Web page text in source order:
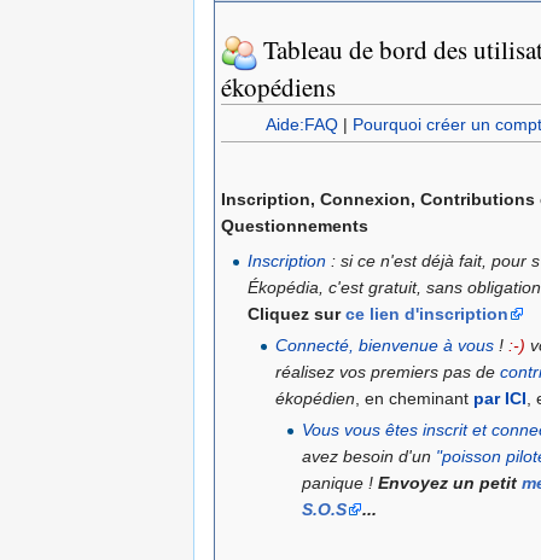
Tableau de bord des
ékopédiens
Aide:FAQ | Pourquoi créer un
Inscription, Connexion, Contributions
Questionnements
Inscription : si ce n'est déjà fait, pour
Ékopédia, c'est gratuit, sans
Cliquez surce lien d'inscription
Connecté, bienvenue à vous! :-)
réalisez vos premiers pas de
ékopédien, en cheminant par ICI,
Vous vous êtes inscrit et
avez besoin d'un "poisson
panique ! Envoyez un petit
S.O.S
...